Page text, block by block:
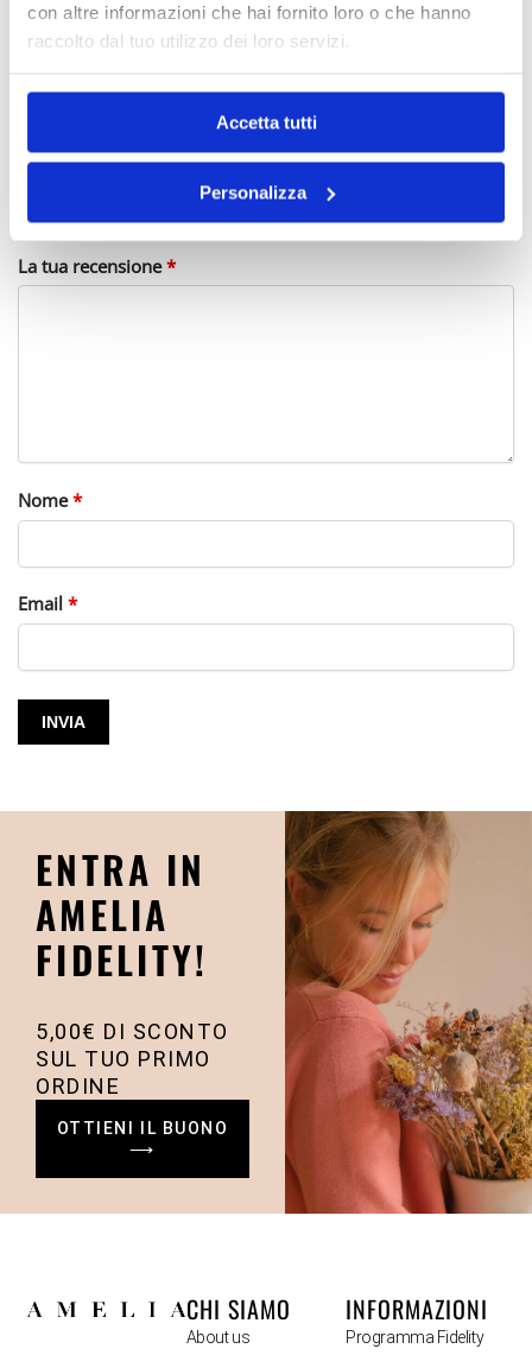
con altre informazioni che hai fornito loro o che hanno
raccolto dal tuo utilizzo dei loro servizi.
Accetta tutti
Personalizza
Recensisci per primo “Anello Martellato
Il tuo indirizzo email non sarà pubblicato.
La tua recensione*
Nome*
Email *
ENTRA IN
AMELIA
FIDELITY!
5,00€ DI SCONTO
SUL TUO PRIMO
ORDINE
OTTIENI IL BUONO
⟶
CHI SIAMO
About us
INFORMAZIONI
Programma Fidelity